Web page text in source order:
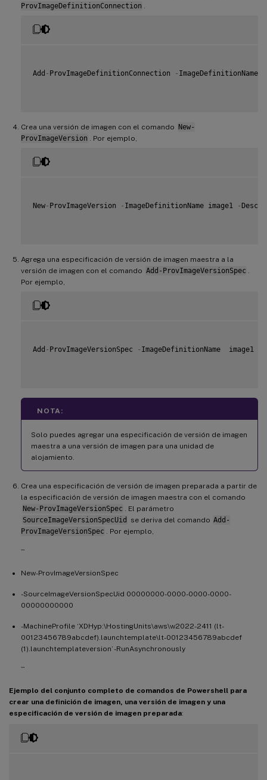
ProvImageDefinitionConnection
Add - ProvImageDefinitionConnection - ImageDefinitionName
Crea una versión de imagen con el comando New-
ProvImageVersion
. Por ejemplo,
New- ProvImageVersion - ImageDefinitionName image1 -
Agrega una especificación de versión de imagen maestra a la
versión de imagen con el comando Add-ProvImageVersionSpec
Por ejemplo,
Add - ProvImageVersionSpec - ImageDefinitionName  image1
NOTA:
Solo puedes agregar una especificación de versión de imagen
maestra a una versión de imagen para una unidad de
alojamiento.
Crea una especificación de versión de imagen preparada a partir de
la especificación de versión de imagen maestra con el comando
New-ProvImageVersionSpec
. El parámetro
SourceImageVersionSpecUid
se deriva del comando Add-
ProvImageVersionSpec
. Por ejemplo,
```
New-ProvImageVersionSpec
-SourceImageVersionSpecUid 00000000-0000-0000-0000-
00000000000
-MachineProfile ‘XDHyp:\HostingUnits\aws\w2022-2411 (lt-
00123456789abcdef).launchtemplate\lt-00123456789abcdef
(1).launchtemplateversion’ -RunAsynchronously
```
Ejemplo del conjunto completo de comandos de Powershell para
crear una definición de imagen, una versión de imagen y una
especificación de versión de imagen preparada: